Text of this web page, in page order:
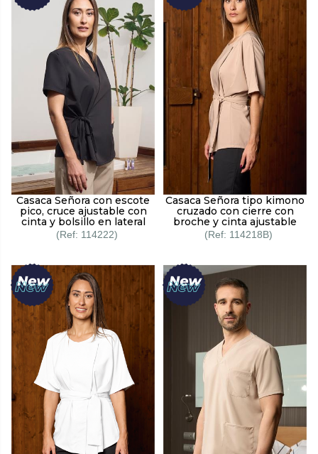
Casaca Señora con escote
pico, cruce ajustable con
cinta y bolsillo en lateral
114222
Casaca Señora tipo kimono
cruzado con cierre con
broche y cinta ajustable
114218B